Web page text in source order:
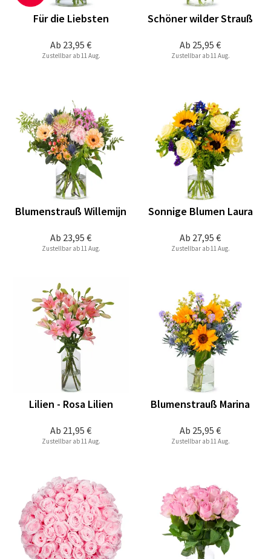
Ab 23,95 €
Für die Liebsten
Zustellbar ab 11 Aug.
Ab 25,95 €
Schöner wilder Strauß
Zustellbar ab 11 Aug.
Ab 23,95 €
Blumenstrauß Willemijn
Zustellbar ab 11 Aug.
Ab 27,95 €
Sonnige Blumen Laura
Zustellbar ab 11 Aug.
Ab 21,95 €
Lilien - Rosa Lilien
Zustellbar ab 11 Aug.
Ab 25,95 €
Blumenstrauß Marina
Zustellbar ab 11 Aug.